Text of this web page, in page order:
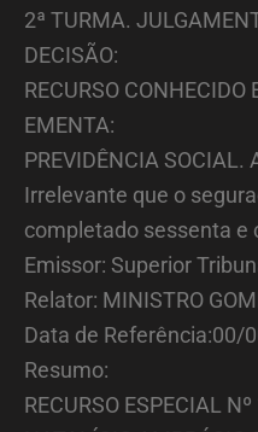
2ª TURMA.
DECISÃO:
RECURSO
EMENTA:
PREVIDÊNCIA SOCIAL.
Irrelevante que o
completado sessenta e
Emissor: Superior
Relator: MINISTRO
Data de Referência:00/
Resumo:
RECURSO ESPECIAL